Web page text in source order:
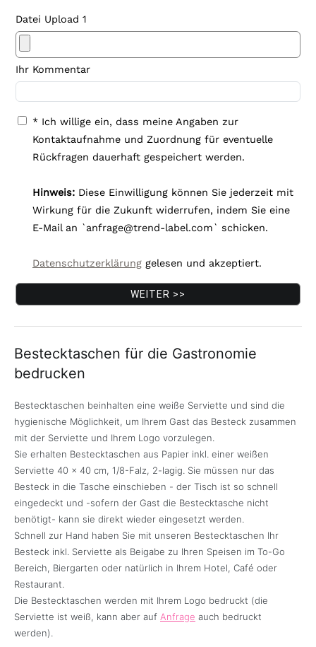
Datei Upload 1
Ihr Kommentar
* Ich willige ein, dass meine Angaben zur
Kontaktaufnahme und Zuordnung für eventuelle
Rückfragen dauerhaft gespeichert werden.
Hinweis: Diese Einwilligung können Sie jederzeit mit
Wirkung für die Zukunft widerrufen, indem Sie eine
E-Mail an `anfrage@trend-label.com` schicken.
Datenschutzerklärung gelesen und akzeptiert.
Bestecktaschen für die Gastronomie
bedrucken
Bestecktaschen beinhalten eine weiße Serviette und sind die
hygienische Möglichkeit, um Ihrem Gast das Besteck zusammen
mit der Serviette und Ihrem Logo vorzulegen.
Sie erhalten Bestecktaschen aus Papier inkl. einer weißen
Serviette 40 x 40 cm, 1/8-Falz, 2-lagig. Sie müssen nur das
Besteck in die Tasche einschieben - der Tisch ist so schnell
eingedeckt und -sofern der Gast die Bestecktasche nicht
benötigt- kann sie direkt wieder eingesetzt werden.
Schnell zur Hand haben Sie mit unseren Bestecktaschen Ihr
Besteck inkl. Serviette als Beigabe zu Ihren Speisen im To-Go
Bereich, Biergarten oder natürlich in Ihrem Hotel, Café oder
Restaurant.
Die Bestecktaschen werden mit Ihrem Logo bedruckt (die
Serviette ist weiß, kann aber auf Anfrage auch bedruckt
werden).